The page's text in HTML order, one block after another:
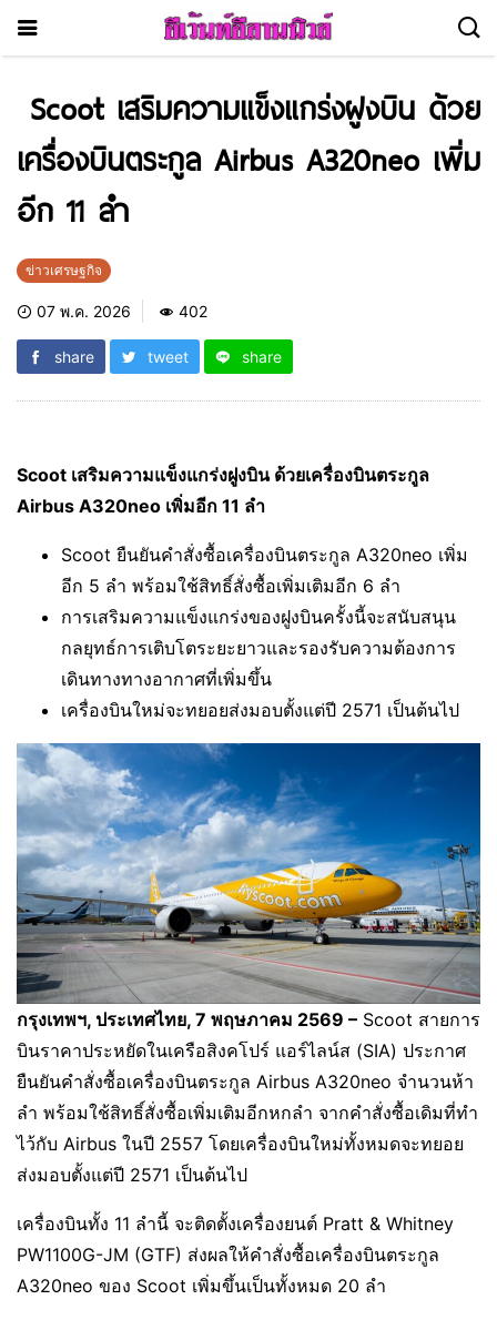
Scoot เสริมความแข็งแกร่งฝูงบิน ด้วย
เครื่องบินตระกูล Airbus A320neo เพิ่ม
อีก 11 ลำ
ข่าวเศรษฐกิจ
07 พ.ค. 2026 402
share tweet share
Scoot เสริมความแข็งแกร่งฝูงบิน ด้วยเครื่องบินตระกูล
Airbus A320neo เพิ่มอีก 11 ลำ
Scoot ยืนยันคำสั่งซื้อเครื่องบินตระกูล A320neo เพิ่ม
อีก 5 ลำ พร้อมใช้สิทธิ์สั่งซื้อเพิ่มเติมอีก 6 ลำ
การเสริมความแข็งแกร่งของฝูงบินครั้งนี้จะสนับสนุน
กลยุทธ์การเติบโตระยะยาวและรองรับความต้องการ
เดินทางทางอากาศที่เพิ่มขึ้น
เครื่องบินใหม่จะทยอยส่งมอบตั้งแต่ปี 2571 เป็นต้นไป
กรุงเทพฯ, ประเทศไทย, 7 พฤษภาคม 2569 – Scoot สายการ
บินราคาประหยัดในเครือสิงคโปร์ แอร์ไลน์ส (SIA) ประกาศ
ยืนยันคำสั่งซื้อเครื่องบินตระกูล Airbus A320neo จำนวนห้า
ลำ พร้อมใช้สิทธิ์สั่งซื้อเพิ่มเติมอีกหกลำ จากคำสั่งซื้อเดิมที่ทำ
ไว้กับ Airbus ในปี 2557 โดยเครื่องบินใหม่ทั้งหมดจะทยอย
ส่งมอบตั้งแต่ปี 2571 เป็นต้นไป
เครื่องบินทั้ง 11 ลำนี้ จะติดตั้งเครื่องยนต์ Pratt & Whitney
PW1100G-JM (GTF) ส่งผลให้คำสั่งซื้อเครื่องบินตระกูล
A320neo ของ Scoot เพิ่มขึ้นเป็นทั้งหมด 20 ลำ